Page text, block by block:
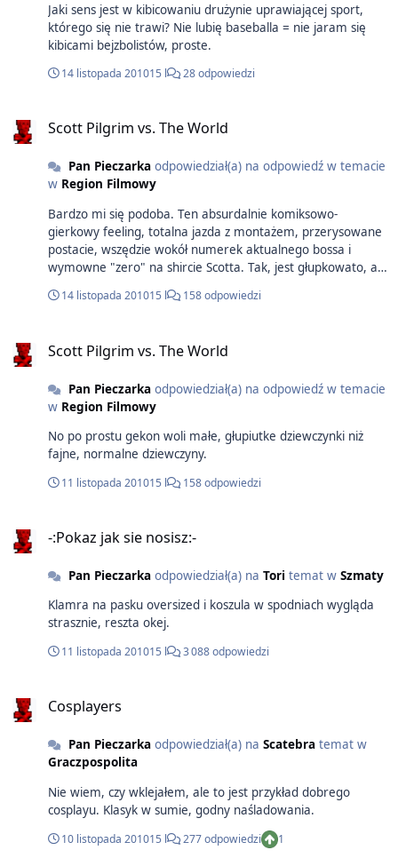
Jaki sens jest w kibicowaniu drużynie uprawiającej sport,
którego się nie trawi? Nie lubię baseballa = nie jaram się
kibicami bejzbolistów, proste.
14 listopada 201015 l 28 odpowiedzi
Scott Pilgrim vs. The World
Pan Pieczarkaodpowiedział(a) na odpowiedź w temacie
w Region Filmowy
Bardzo mi się podoba. Ten absurdalnie komiksowo-
gierkowy feeling, totalna jazda z montażem, przerysowane
postacie, wszędzie wokół numerek aktualnego bossa i
wymowne "zero" na shircie Scotta. Tak, jest głupkowato, ale
14 listopada 201015 l 158 odpowiedzi
Scott Pilgrim vs. The World
Pan Pieczarkaodpowiedział(a) na odpowiedź w temacie
w Region Filmowy
No po prostu gekon woli małe, głupiutke dziewczynki niż
fajne, normalne dziewczyny.
11 listopada 201015 l 158 odpowiedzi
-:Pokaz jak sie nosisz:-
Pan Pieczarkaodpowiedział(a) na Tori temat w Szmaty
Klamra na pasku oversized i koszula w spodniach wygląda
strasznie, reszta okej.
11 listopada 201015 l 3 088 odpowiedzi
Cosplayers
Pan Pieczarkaodpowiedział(a) na Scatebratemat w
Graczpospolita
Nie wiem, czy wklejałem, ale to jest przykład dobrego
cosplayu. Klasyk w sumie, godny naśladowania.
10 listopada 201015 l 277 odpowiedzi 1